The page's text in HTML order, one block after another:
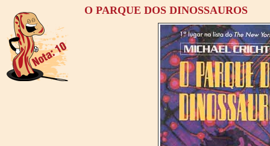
O PARQUE DOS DINOSSAUROS